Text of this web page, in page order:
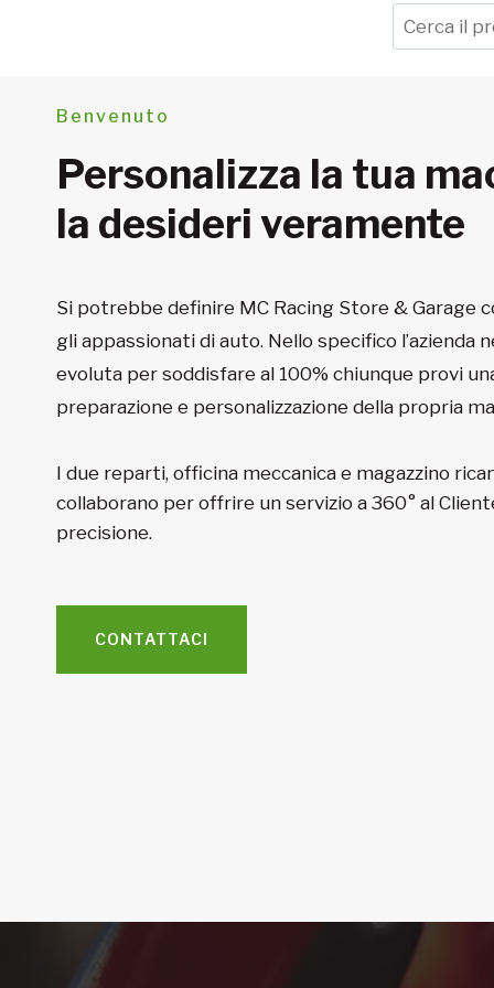
e
Benvenuto
Personalizza la tua
la desideri veramente
Si potrebbe definire MC Racing Store & Garage
gli appassionati di auto. Nello specifico l’azienda
evoluta per soddisfare al 100% chiunque provi
preparazione e personalizzazione della propria
I due reparti, officina meccanica e magazzino
collaborano per offrire un servizio a 360° al
precisione.
CONTATTACI